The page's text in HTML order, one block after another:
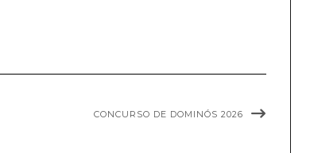
CONCURSO DE DOMINÓS 2026